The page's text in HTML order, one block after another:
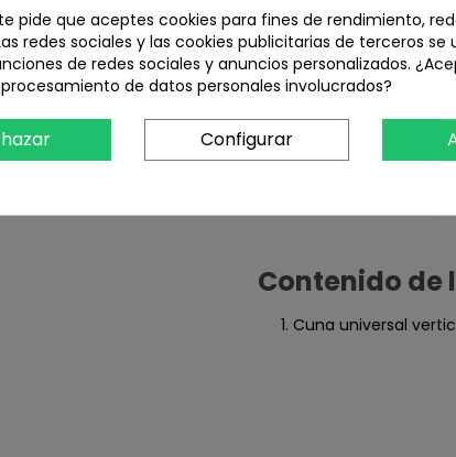
esta cuna con una fijación.
Contenido de
Cuna universal
pide que aceptes cookies para fines de rendimiento,
redes sociales y las cookies publicitarias de terceros se
de redes sociales y anuncios personalizados.
de datos personales involucrados?
Configurar